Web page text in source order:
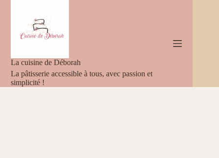
La cuisine de Déborah
La pâtisserie accessible à tous, avec passion et
simplicité !